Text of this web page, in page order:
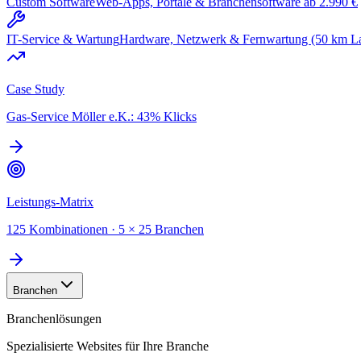
IT-Service & WartungHardware, Netzwerk & Fernwartung (50 km
Case Study
Gas-Service Möller e.K.: 43% Klicks
Leistungs-Matrix
125 Kombinationen · 5 × 25 Branchen
Branchen
Branchenlösungen
Spezialisierte Websites für Ihre Branche